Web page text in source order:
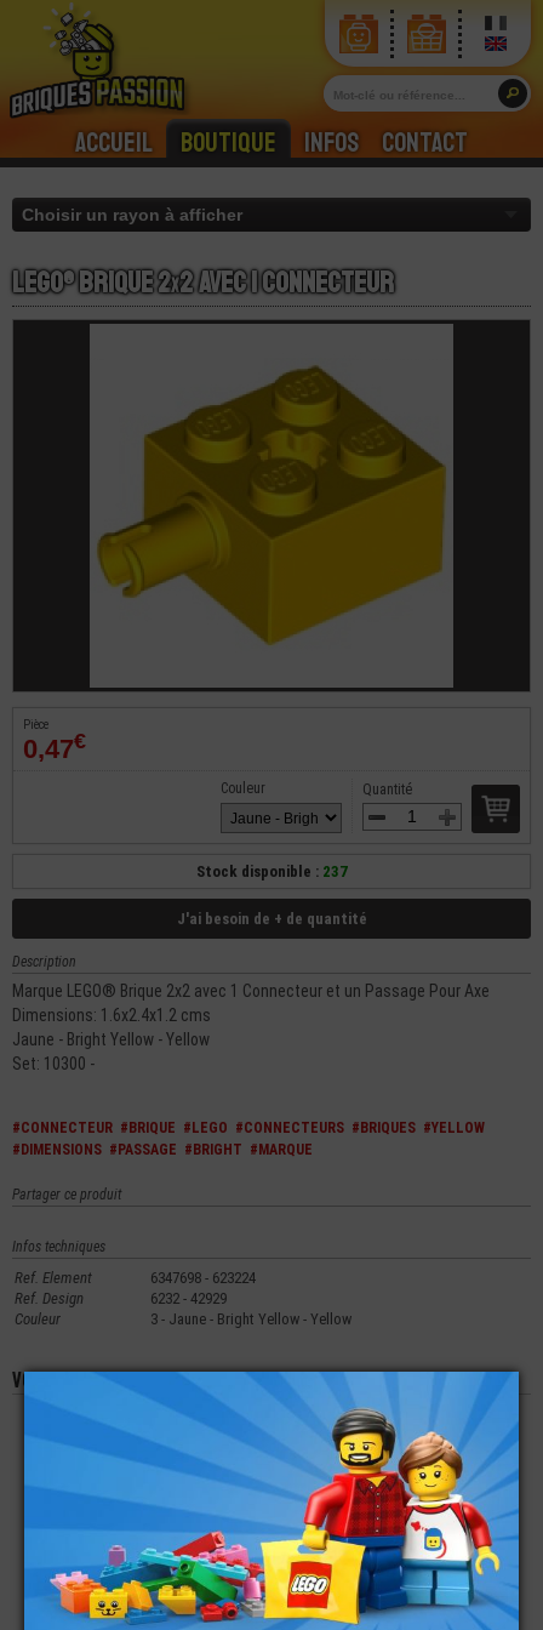
Accueil Boutique Infos Contact
LEGO® Brique 2x2 avec 1 Connecteur
Pièce
0,47€
Quantité
Couleur
Stock disponible : 237
J'ai besoin de + de quantité
Description
Marque LEGO® Brique 2x2 avec 1 Connecteur et un Passage Pour Axe
Dimensions: 1.6x2.4x1.2 cms
Jaune - Bright Yellow - Yellow
Set: 10300 -
#CONNECTEUR #BRIQUE #LEGO #CONNECTEURS #BRIQUES #YELLOW
#DIMENSIONS #PASSAGE #BRIGHT #MARQUE
Partager ce produit
Infos techniques
Ref. Element
6347698 - 623224
Ref. Design
6232 - 42929
Couleur
3 - Jaune - Bright Yellow - Yellow
Vous aimerez aussi les produits suivants
LEGO® BRIQUE
0,09€
LEGO® TUILE 1X2X3
INCLINAISON DE 73°
0,99€
LEGO® TECHNIC
CONNECTEUR AXE ET
PIN N°1
0,35€